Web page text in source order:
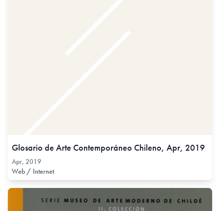
Glosario de Arte Contemporáneo Chileno, Apr, 2019
Apr, 2019
Web / Internet